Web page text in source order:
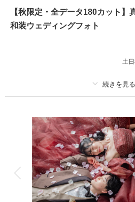
【秋限定・全データ180カット】
和装ウェディングフォト
土
撮影料 新婦衣装1着
着付け ヘアメイク
アルバム データ 180 カッ
衣装追加 会食
家族と撮影 家族用衣装レンタ